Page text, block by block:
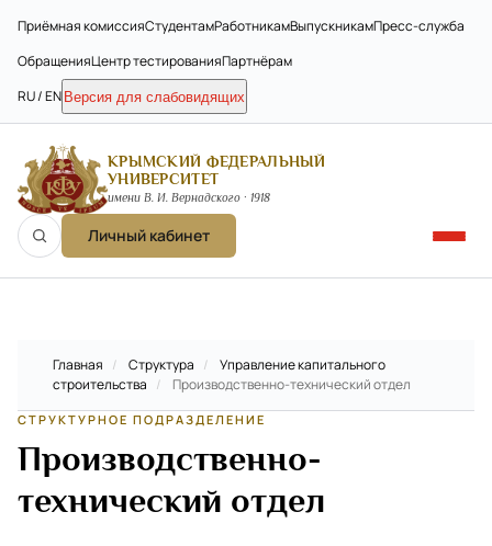
Приёмная комиссияСтудентамРаботникамВыпускникамПресс-служба
ОбращенияЦентр тестированияПартнёрам
RU / EN Версия для слабовидящих
КРЫМСКИЙ ФЕДЕРАЛЬНЫЙ
УНИВЕРСИТЕТ
имени В. И. Вернадского · 1918
Личный кабинет
Главная / Структура /
Управление капитального
строительства / Производственно-технический отдел
СТРУКТУРНОЕ ПОДРАЗДЕЛЕНИЕ
Производственно-
технический отдел